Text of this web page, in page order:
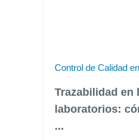
Control de Calidad
Trazabilidad en
laboratorios:
...